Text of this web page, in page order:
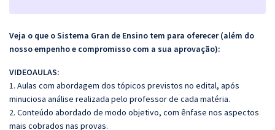
Veja o que o Sistema Gran de Ensino tem para oferecer (além do
nosso empenho e compromisso com a sua aprovação):
VIDEOAULAS:
1. Aulas com abordagem dos tópicos previstos no edital, após
minuciosa análise realizada pelo professor de cada matéria.
2. Conteúdo abordado de modo objetivo, com ênfase nos aspectos
mais cobrados nas provas.